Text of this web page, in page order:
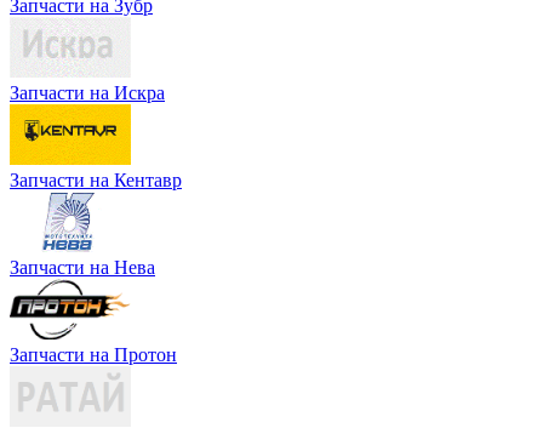
Запчасти на Зубр
Запчасти на Искра
Запчасти на Кентавр
Запчасти на Нева
Запчасти на Протон